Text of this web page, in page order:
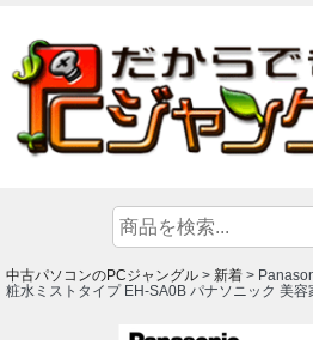
中古パソコンのPCジャングル > 新着 >
粧水ミストタイプ EH-SA0B パナソニック 美容